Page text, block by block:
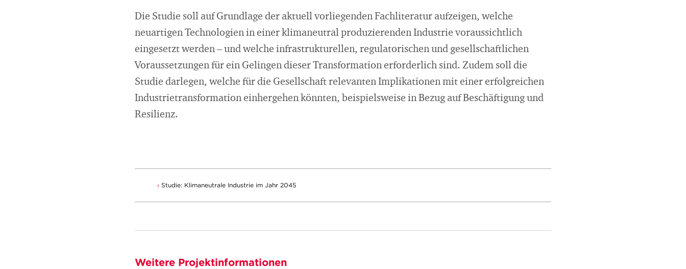
Die Studie soll auf Grundlage der aktuell vorliegenden Fachliteratur aufzeigen, welche
neuartigen Technologien in einer klimaneutral produzierenden Industrie voraussichtlich
eingesetzt werden – und welche infrastrukturellen, regulatorischen und gesellschaftlichen
Voraussetzungen für ein Gelingen dieser Transformation erforderlich sind. Zudem soll die
Studie darlegen, welche für die Gesellschaft relevanten Implikationen mit einer erfolgreichen
Industrietransformation einhergehen könnten, beispielsweise in Bezug auf Beschäftigung und
Resilienz.
Studie: Klimaneutrale Industrie im Jahr 2045
Weitere Projektinformationen